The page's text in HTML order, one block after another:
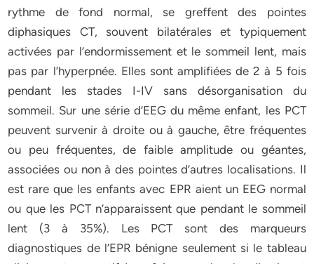
rythme de fond normal, se greffent des pointes
diphasiques CT, souvent bilatérales et typiquement
activées par l’endormissement et le sommeil lent, mais
pas par l’hyperpnée. Elles sont amplifiées de 2 à 5 fois
pendant les stades I-IV sans désorganisation du
sommeil. Sur une série d’EEG du même enfant, les PCT
peuvent survenir à droite ou à gauche, être fréquentes
ou peu fréquentes, de faible amplitude ou géantes,
associées ou non à des pointes d’autres localisations. Il
est rare que les enfants avec EPR aient un EEG normal
ou que les PCT n’apparaissent que pendant le sommeil
lent (3 à 35%). Les PCT sont des marqueurs
diagnostiques de l’EPR bénigne seulement si le tableau